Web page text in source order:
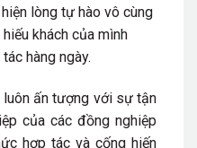
lòng tự hào vô cùng
khách của mình
hàng ngày.
ấn tượng với sự tận
của các đồng nghiệp
hợp tác và cống hiến